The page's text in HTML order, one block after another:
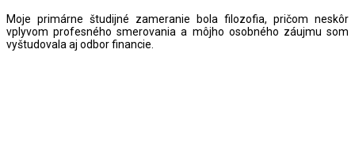
Moje primárne študijné zameranie bola filozofia, pričom neskôr
vplyvom profesného smerovania a môjho osobného záujmu som
vyštudovala aj odbor financie.